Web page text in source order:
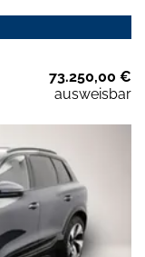
73.250,00 €
ausweisbar